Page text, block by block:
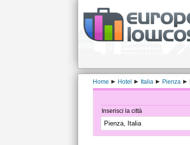
Home Hotel Italia Pienza
Inserisci la città